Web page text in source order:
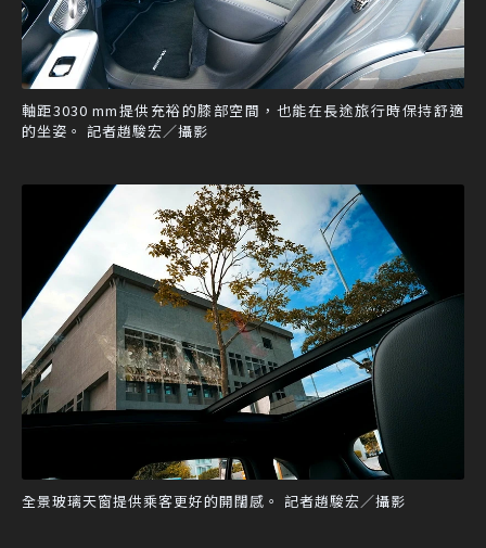
軸距3030 mm提供充裕的膝部空間，也能在長途旅行時保持舒適
的坐姿。 記者趙駿宏／攝影
全景玻璃天窗提供乘客更好的開闊感。 記者趙駿宏／攝影